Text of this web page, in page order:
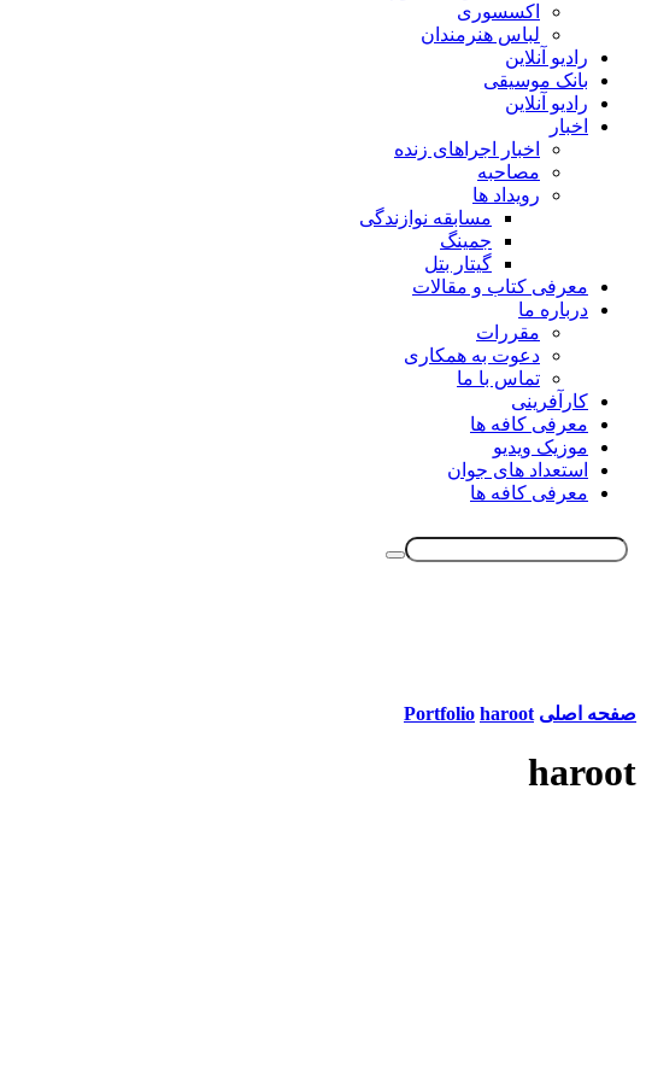
اکسسوری
لباس هنرمندان
رادیو آنلاین
بانک موسیقی
رادیو آنلاین
اخبار
اخبار اجراهای زنده
مصاحبه
رویداد ها
مسابقه نوازندگی
جمینگ
گیتار بتل
معرفی کتاب و مقالات
درباره ما
مقررات
دعوت به همکاری
تماس با ما
کارآفرینی
معرفی کافه ها
موزیک ویدیو
استعداد های جوان
معرفی کافه ها
صفحه اصلی Portfolio haroot
haroot